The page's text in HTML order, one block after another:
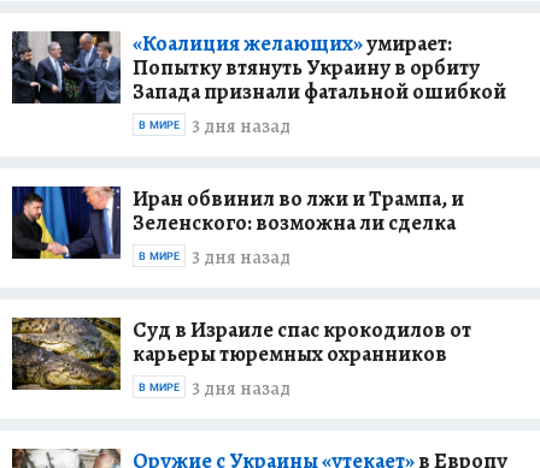
«Коалиция желающих»умирает:
Попытку втянуть Украину в орбиту
Запада признали фатальной ошибкой
3 дня назад
В МИРЕ
Иран обвинил во лжи и Трампа, и
Зеленского: возможна ли сделка
3 дня назад
В МИРЕ
Суд в Израиле спас крокодилов от
карьеры тюремных охранников
3 дня назад
В МИРЕ
Оружие с Украины «утекает»в Европу